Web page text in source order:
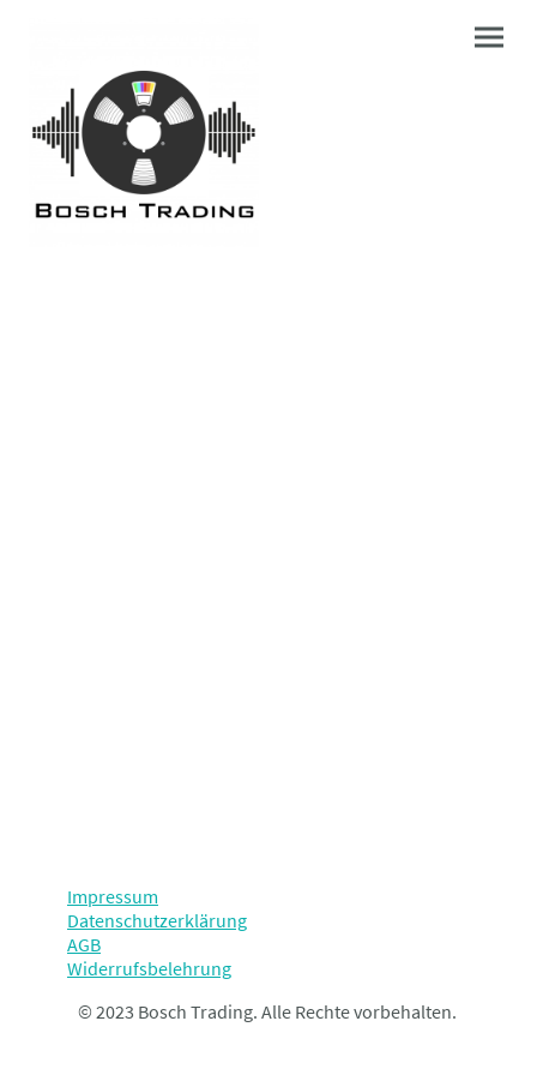
Impressum
Datenschutzerklärung
AGB
Widerrufsbelehrung
© 2023 Bosch Trading. Alle Rechte vorbehalten.